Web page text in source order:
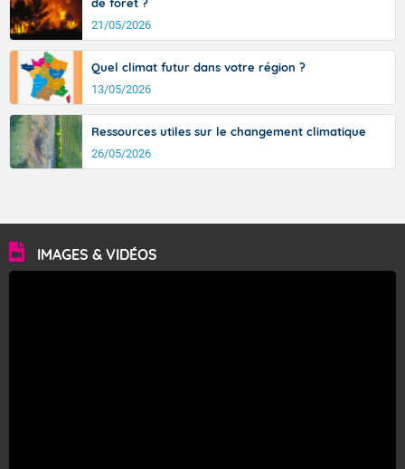
21/05/2026
Quel climat futur dans votre région ?
13/05/2026
Ressources utiles sur le changement climatique
26/05/2026
IMAGES & VIDÉOS